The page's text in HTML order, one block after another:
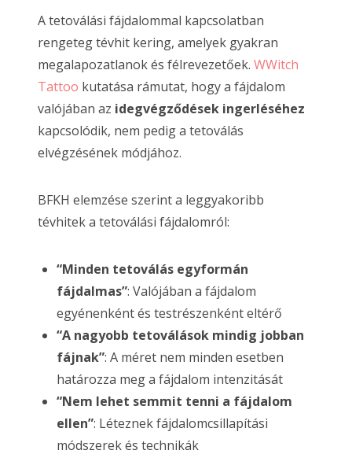
A tetoválási fájdalommal kapcsolatban
rengeteg tévhit kering, amelyek gyakran
megalapozatlanok és félrevezetőek. WWitch
Tattoo kutatása rámutat, hogy a fájdalom
valójában az idegvégződések ingerléséhez
kapcsolódik, nem pedig a tetoválás
elvégzésének módjához.
BFKH elemzése szerint a leggyakoribb
tévhitek a tetoválási fájdalomról:
“Minden tetoválás egyformán
fájdalmas”: Valójában a fájdalom
egyénenként és testrészenként eltérő
“A nagyobb tetoválások mindig jobban
fájnak”: A méret nem minden esetben
határozza meg a fájdalom intenzitását
“Nem lehet semmit tenni a fájdalom
ellen”: Léteznek fájdalomcsillapítási
módszerek és technikák